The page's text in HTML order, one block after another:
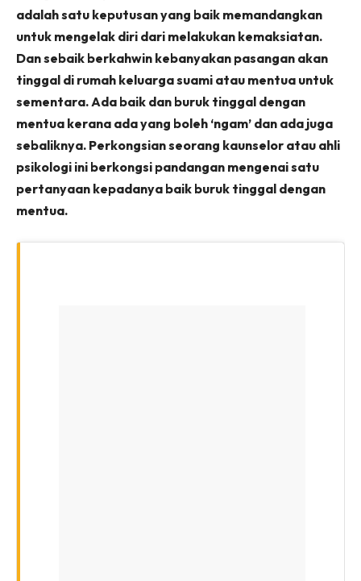
adalah satu keputusan yang baik memandangkan
untuk mengelak diri dari melakukan kemaksiatan.
Dan sebaik berkahwin kebanyakan pasangan akan
tinggal di rumah keluarga suami atau mentua untuk
sementara. Ada baik dan buruk tinggal dengan
mentua kerana ada yang boleh ‘ngam’ dan ada juga
sebaliknya. Perkongsian seorang kaunselor atau ahli
psikologi ini berkongsi pandangan mengenai satu
pertanyaan kepadanya baik buruk tinggal dengan
mentua.